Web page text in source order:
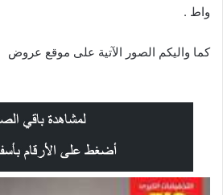
واط .
كما واليكم الصور الآتية على موقع عروض